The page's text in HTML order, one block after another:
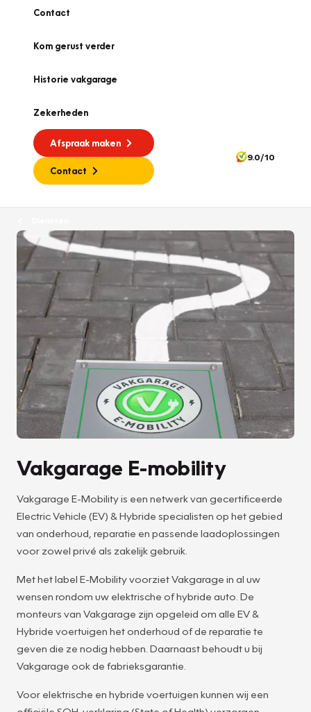
Contact
Kom gerust verder
Historie vakgarage
Zekerheden
Afspraak maken
Contact
9.0/10
Vakgarage E-mobility
Vakgarage E-Mobility is een netwerk van gecertificeerde
Electric Vehicle (EV) & Hybride specialisten op het gebied
van onderhoud, reparatie en passende laadoplossingen
voor zowel privé als zakelijk gebruik.
Met het label E-Mobility voorziet Vakgarage in al uw
wensen rondom uw elektrische of hybride auto. De
monteurs van Vakgarage zijn opgeleid om alle EV &
Hybride voertuigen het onderhoud of de reparatie te
geven die ze nodig hebben. Daarnaast behoudt u bij
Vakgarage ook de fabrieksgarantie.
Voor elektrische en hybride voertuigen kunnen wij een